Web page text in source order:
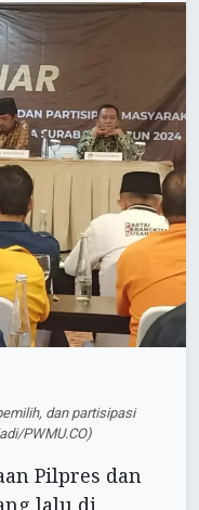
dan partisipasi
PWMU.CO)
Pilpres dan